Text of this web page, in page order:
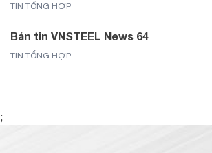
TIN TỔNG HỢP
Bản tin VNSTEEL News 64
TIN TỔNG HỢP
;